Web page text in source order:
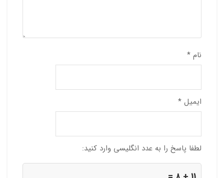
نام *
ایمیل *
لطفا پاسخ را به عدد انگلیسی وارد کنید: